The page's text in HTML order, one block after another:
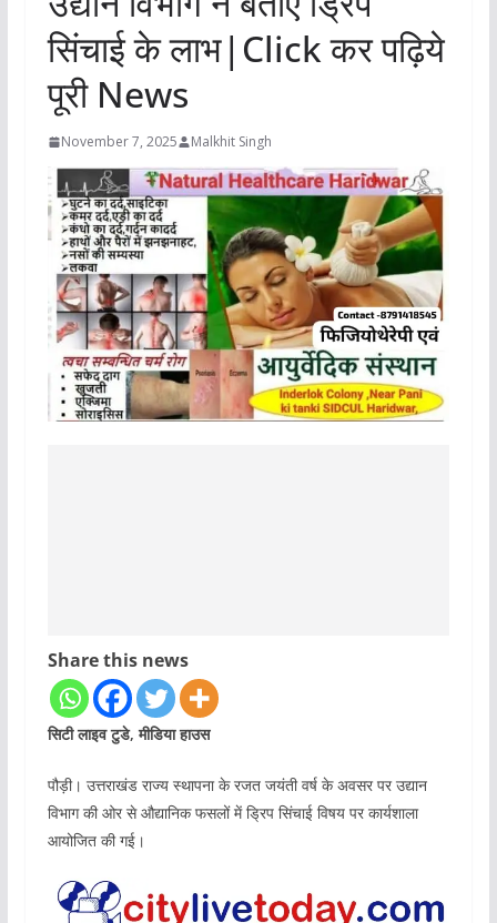
सिंचाई के लाभ|Click कर पढ़िये
पूरी News
November 7, 2025 Malkhit Singh
Share this news
सिटी लाइव टुडे, मीडिया हाउस
पौड़ी। उत्तराखंड राज्य स्थापना के रजत जयंती वर्ष के अवसर पर उद्यान
विभाग की ओर से औद्यानिक फसलों में ड्रिप सिंचाई विषय पर कार्यशाला
आयोजित की गई।